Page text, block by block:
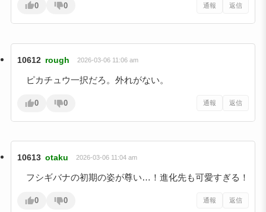
0 0 通報 返信
10612 rough 2026-03-06 11:06 am
ピカチュウ一択だろ。外れがない。
0 0 通報 返信
10613 otaku 2026-03-06 11:04 am
フシギバナの初期の姿が尊い…！進化先も可愛すぎる！
0 0 通報 返信